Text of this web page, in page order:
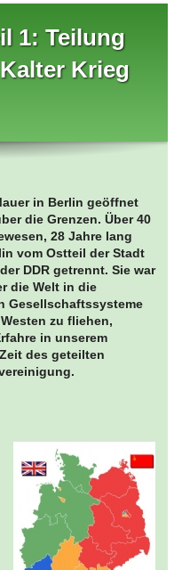
1: Teilung
Krieg
in Berlin geöffnet
die Grenzen. Über 40
28 Jahre lang
vom Ostteil der Stadt
DDR getrennt. Sie war
die Welt in die
Gesellschaftssysteme
zu fliehen,
in unserem
des geteilten